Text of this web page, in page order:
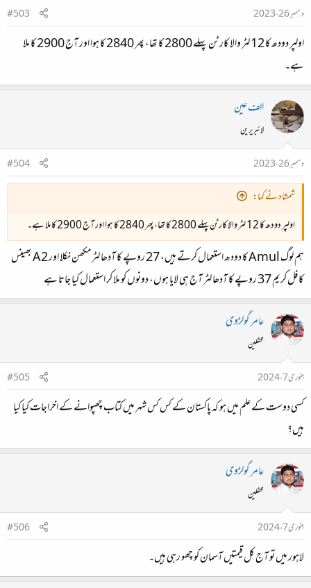
دسمبر 26، 2023
#503
اولپر دودھ کا 12 لٹر والا کارٹن پہلے 2800 کا تھا، پھر 2840 کا ہوا اور آج 2900 کا ملا
ہے۔
الف عین
لائبریرین
دسمبر 26، 2023
#504
شمشاد نے کہا:
اولپر دودھ کا 12 لٹر والا کارٹن پہلے 2800 کا تھا، پھر 2840 کا ہوا اور آج 2900 کا ملا ہے۔
ہم لوگ Amul کا دودھ استعمال کرتے ہیں، 27 روپے کا آدھا لٹر مکھن نکلا اور A2 بھینس
کا فل کریم 37 روپے کا آدھا لٹر آج ہی لایا ہوں، دونوں کو ملا کر استعمال کیا جاتا ہے
عامر گولڑوی
محفلین
جنوری 7، 2024
#505
کسی دوست کے علم میں ہو کہ پاکستان کے کس کس شہر میں کتاب چھپوانے کے اخراجات کیا کیا
ہیں؟
عامر گولڑوی
محفلین
جنوری 7، 2024
#506
لاہور میں تو آج کل قیمتیں آسمان کو چھو رہی ہیں۔